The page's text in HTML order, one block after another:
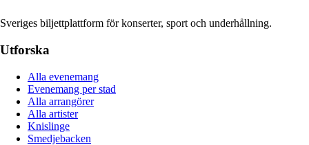
Sveriges biljettplattform för konserter, sport och underhållning.
Utforska
Alla evenemang
Evenemang per stad
Alla arrangörer
Alla artister
Knislinge
Smedjebacken